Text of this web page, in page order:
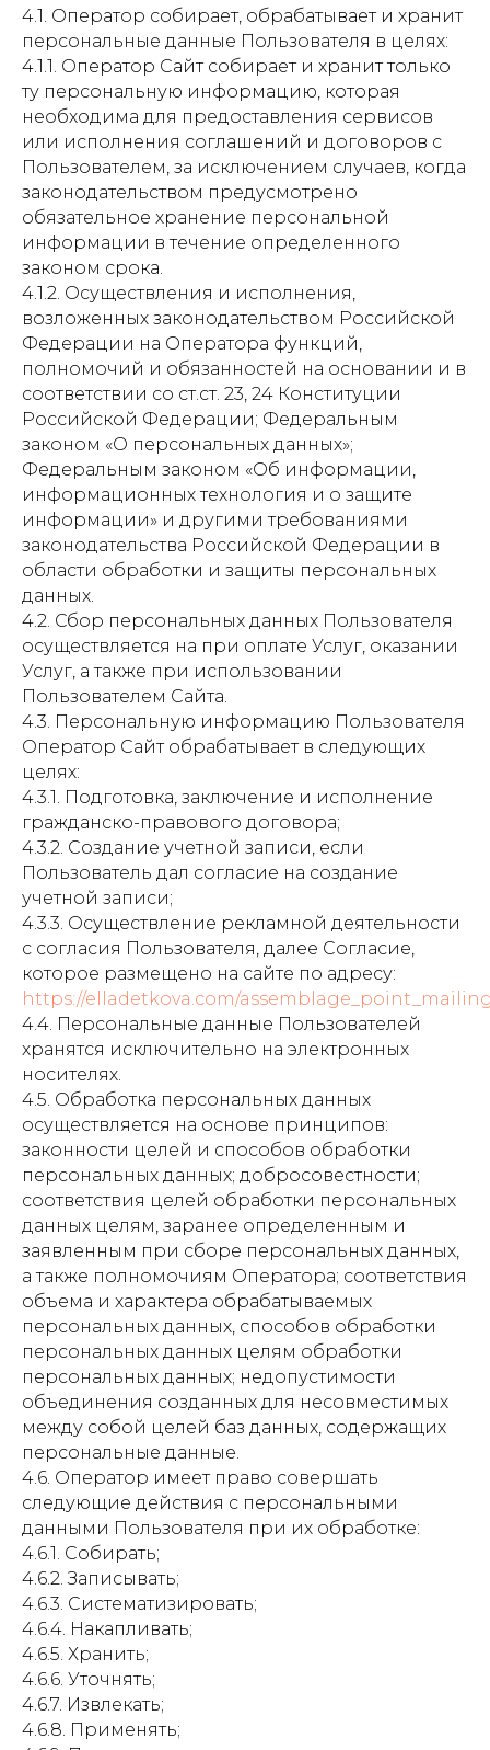
4.1. Оператор собирает, обрабатывает и хранит
персональные данные Пользователя в целях:
4.1.1. Оператор Сайт собирает и хранит только
ту персональную информацию, которая
необходима для предоставления сервисов
или исполнения соглашений и договоров с
Пользователем, за исключением случаев, когда
законодательством предусмотрено
обязательное хранение персональной
информации в течение определенного
законом срока.
4.1.2. Осуществления и исполнения,
возложенных законодательством Российской
Федерации на Оператора функций,
полномочий и обязанностей на основании и в
соответствии со ст.ст. 23, 24 Конституции
Российской Федерации; Федеральным
законом «О персональных данных»;
Федеральным законом «Об информации,
информационных технология и о защите
информации» и другими требованиями
законодательства Российской Федерации в
области обработки и защиты персональных
данных.
4.2. Сбор персональных данных Пользователя
осуществляется на при оплате Услуг, оказании
Услуг, а также при использовании
Пользователем Сайта.
4.3. Персональную информацию Пользователя
Оператор Сайт обрабатывает в следующих
целях:
4.3.1. Подготовка, заключение и исполнение
гражданско-правового договора;
4.3.2. Создание учетной записи, если
Пользователь дал согласие на создание
учетной записи;
4.3.3. Осуществление рекламной деятельности
с согласия Пользователя, далее Согласие,
которое размещено на сайте по адресу:
https://elladetkova.com/
4.4. Персональные данные Пользователей
хранятся исключительно на электронных
носителях.
4.5. Обработка персональных данных
осуществляется на основе принципов:
законности целей и способов обработки
персональных данных; добросовестности;
соответствия целей обработки персональных
данных целям, заранее определенным и
заявленным при сборе персональных данных,
а также полномочиям Оператора; соответствия
объема и характера обрабатываемых
персональных данных, способов обработки
персональных данных целям обработки
персональных данных; недопустимости
объединения созданных для несовместимых
между собой целей баз данных, содержащих
персональные данные.
4.6. Оператор имеет право совершать
следующие действия с персональными
данными Пользователя при их обработке:
4.6.1. Собирать;
4.6.2. Записывать;
4.6.3. Систематизировать;
4.6.4. Накапливать;
4.6.5. Хранить;
4.6.6. Уточнять;
4.6.7. Извлекать;
4.6.8. Применять;